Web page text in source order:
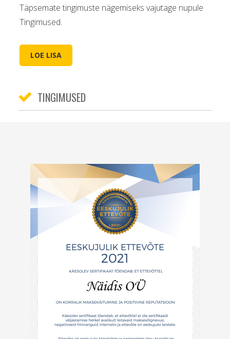
Täpsemate tingimuste nägemiseks vajutage nupule
Tingimused.
LOE LISA
TINGIMUSED